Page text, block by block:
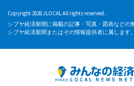
Copyright 2026 JLOCAL All rights reserved.
シブヤ経済新聞に掲載の記事・写真・図表などの
シブヤ経済新聞またはその情報提供者に属します。